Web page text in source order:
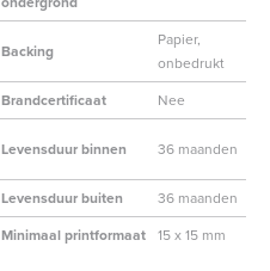
Backing
Papier,
onbedrukt
Brandcertificaat
Nee
Levensduur binnen 36 maanden
Levensduur buiten
36 maanden
Minimaal printformaat 15 x 15 mm